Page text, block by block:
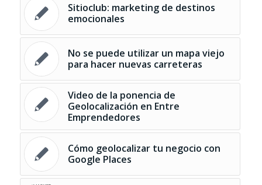
Sitioclub: marketing de destinos
emocionales
No se puede utilizar un mapa viejo
para hacer nuevas carreteras
Video de la ponencia de
Geolocalización en Entre
Emprendedores
Cómo geolocalizar tu negocio con
Google Places